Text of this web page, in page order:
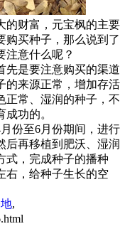
的财富，元宝枫的主要
购买种子，那么说到了
注意什么呢？
先是要注意购买的渠道
的来源正常，增加存活
正常、湿润的种子，不
功的。
份至6月份期间，进行
后再移植到肥沃、湿润
式，完成种子的播种
右，给种子生长的空
,